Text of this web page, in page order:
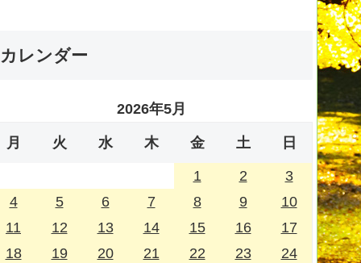
カレンダー
2026年5月
月 火 水 木 金 土 日
1 2
3
4
5 6 7 8 9
10
11
12 13 14 15 16
17
18
19 20 21 22 23
24